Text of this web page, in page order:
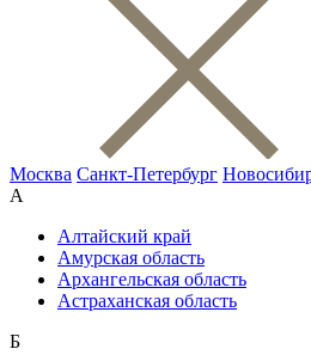
Москва Санкт-Петербург
А
Алтайский край
Амурская область
Архангельская область
Астраханская область
Б